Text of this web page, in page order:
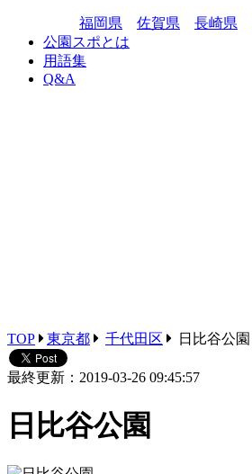
福岡県 佐賀県 長崎県
公園スポとは
用語集
Q&A
TOP 東京都 千代田区 日比谷公園
最終更新：2019-03-26 09:45:57
日比谷公園